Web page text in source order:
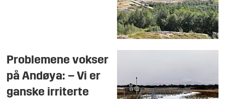
Problemene vokser
på Andøya: – Vi er
ganske irriterte